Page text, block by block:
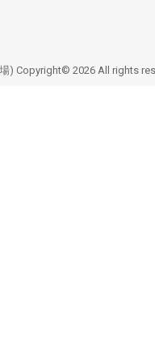
) Copyright© 2026 All rights